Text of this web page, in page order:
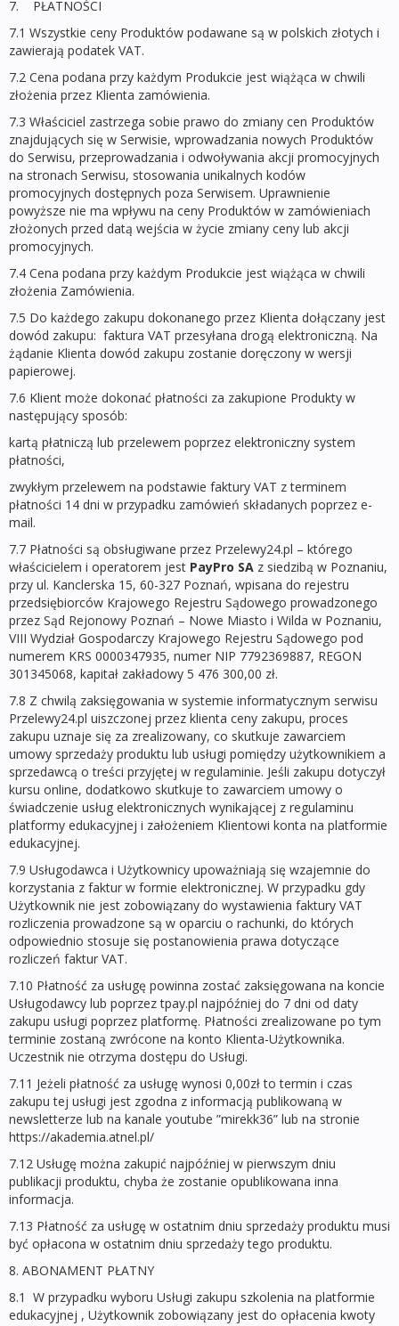
7. PŁATNOŚCI
7.1 Wszystkie ceny Produktów podawane są w polskich złotych i
zawierają podatek VAT.
7.2 Cena podana przy każdym Produkcie jest wiążąca w chwili
złożenia przez Klienta zamówienia.
7.3 Właściciel zastrzega sobie prawo do zmiany cen Produktów
znajdujących się w Serwisie, wprowadzania nowych Produktów
do Serwisu, przeprowadzania i odwoływania akcji promocyjnych
na stronach Serwisu, stosowania unikalnych kodów
promocyjnych dostępnych poza Serwisem. Uprawnienie
powyższe nie ma wpływu na ceny Produktów w zamówieniach
złożonych przed datą wejścia w życie zmiany ceny lub akcji
promocyjnych.
7.4 Cena podana przy każdym Produkcie jest wiążąca w chwili
złożenia Zamówienia.
7.5 Do każdego zakupu dokonanego przez Klienta dołączany jest
dowód zakupu: faktura VAT przesyłana drogą elektroniczną. Na
żądanie Klienta dowód zakupu zostanie doręczony w wersji
papierowej.
7.6 Klient może dokonać płatności za zakupione Produkty w
następujący sposób:
kartą płatniczą lub przelewem poprzez elektroniczny system
płatności,
zwykłym przelewem na podstawie faktury VAT z terminem
płatności 14 dni w przypadku zamówień składanych poprzez e-
mail.
7.7 Płatności są obsługiwane przez Przelewy24.pl – którego
właścicielem i operatorem jest PayPro SA z siedzibą w Poznaniu,
przy ul. Kanclerska 15, 60-327 Poznań, wpisana do rejestru
przedsiębiorców Krajowego Rejestru Sądowego prowadzonego
przez Sąd Rejonowy Poznań – Nowe Miasto i Wilda w Poznaniu,
VIII Wydział Gospodarczy Krajowego Rejestru Sądowego pod
numerem KRS 0000347935, numer NIP 7792369887, REGON
301345068, kapitał zakładowy 5 476 300,00 zł.
7.8 Z chwilą zaksięgowania w systemie informatycznym serwisu
Przelewy24.pl uiszczonej przez klienta ceny zakupu, proces
zakupu uznaje się za zrealizowany, co skutkuje zawarciem
umowy sprzedaży produktu lub usługi pomiędzy użytkownikiem a
sprzedawcą o treści przyjętej w regulaminie. Jeśli zakupu dotyczył
kursu online, dodatkowo skutkuje to zawarciem umowy o
świadczenie usług elektronicznych wynikającej z regulaminu
platformy edukacyjnej i założeniem Klientowi konta na platformie
edukacyjnej.
7.9 Usługodawca i Użytkownicy upoważniają się wzajemnie do
korzystania z faktur w formie elektronicznej. W przypadku gdy
Użytkownik nie jest zobowiązany do wystawienia faktury VAT
rozliczenia prowadzone są w oparciu o rachunki, do których
odpowiednio stosuje się postanowienia prawa dotyczące
rozliczeń faktur VAT.
7.10 Płatność za usługę powinna zostać zaksięgowana na koncie
Usługodawcy lub poprzez tpay.pl najpóźniej do 7 dni od daty
zakupu usługi poprzez platformę. Płatności zrealizowane po tym
terminie zostaną zwrócone na konto Klienta-Użytkownika.
Uczestnik nie otrzyma dostępu do Usługi.
7.11 Jeżeli płatność za usługę wynosi 0,00zł to termin i czas
zakupu tej usługi jest zgodna z informacją publikowaną w
newsletterze lub na kanale youtube ”mirekk36” lub na stronie
https://akademia.atnel.pl/
7.12 Usługę można zakupić najpóźniej w pierwszym dniu
publikacji produktu, chyba że zostanie opublikowana inna
informacja.
7.13 Płatność za usługę w ostatnim dniu sprzedaży produktu musi
być opłacona w ostatnim dniu sprzedaży tego produktu.
8. ABONAMENT PŁATNY
8.1 W przypadku wyboru Usługi zakupu szkolenia na platformie
edukacyjnej , Użytkownik zobowiązany jest do opłacenia kwoty